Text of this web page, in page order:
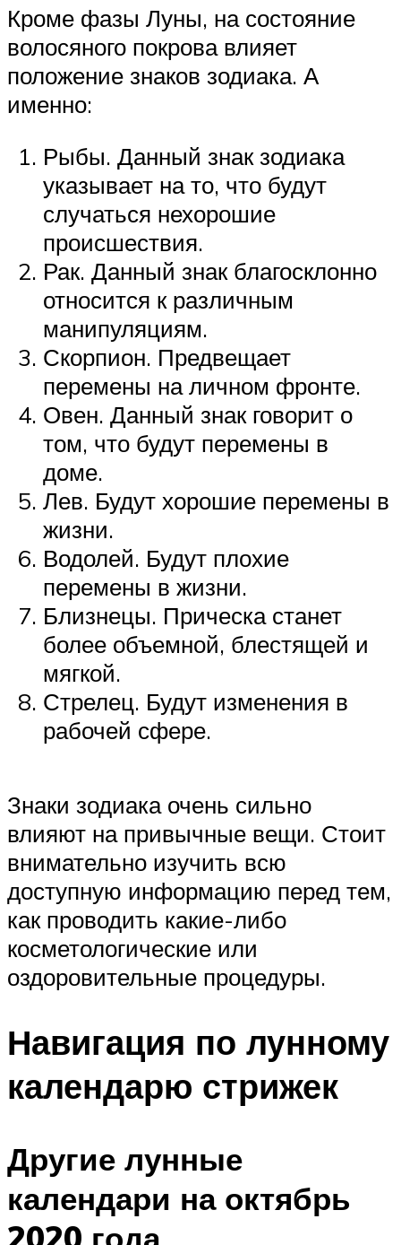
Кроме фазы Луны, на состояние
волосяного покрова влияет
положение знаков зодиака. А
именно:
Рыбы. Данный знак зодиака
указывает на то, что будут
случаться нехорошие
происшествия.
Рак. Данный знак благосклонно
относится к различным
манипуляциям.
Скорпион. Предвещает
перемены на личном фронте.
Овен. Данный знак говорит о
том, что будут перемены в
доме.
Лев. Будут хорошие перемены в
жизни.
Водолей. Будут плохие
перемены в жизни.
Близнецы. Прическа станет
более объемной, блестящей и
мягкой.
Стрелец. Будут изменения в
рабочей сфере.
Знаки зодиака очень сильно
влияют на привычные вещи. Стоит
внимательно изучить всю
доступную информацию перед тем,
как проводить какие-либо
косметологические или
оздоровительные процедуры.
Навигация по лунному
календарю стрижек
Другие лунные
календари на октябрь